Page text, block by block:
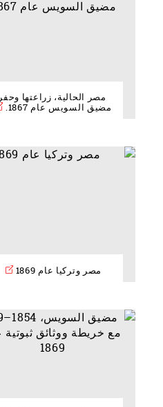
مصر الحالية، زراعتها وحفر
مضيق السويس عام 1867.
مصر وتركيا عام 1869